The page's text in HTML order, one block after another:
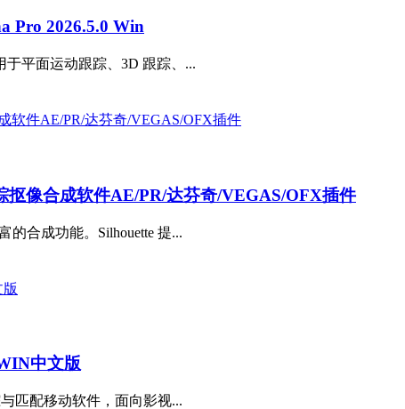
Pro 2026.5.0 Win
于平面运动跟踪、3D 跟踪、...
抠像合成软件AE/PR/达芬奇/VEGAS/OFX插件
合成功能。Silhouette 提...
中文版
匹配移动软件，面向影视...